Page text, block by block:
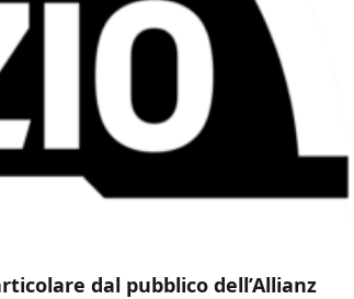
dal pubblico dell’Allianz